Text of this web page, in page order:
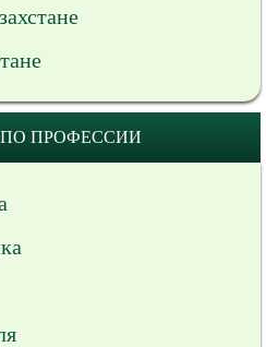
ПРОФЕССИИ